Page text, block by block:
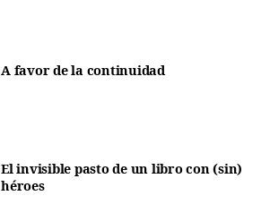
A favor de la continuidad
El invisible pasto de un libro con (sin)
héroes